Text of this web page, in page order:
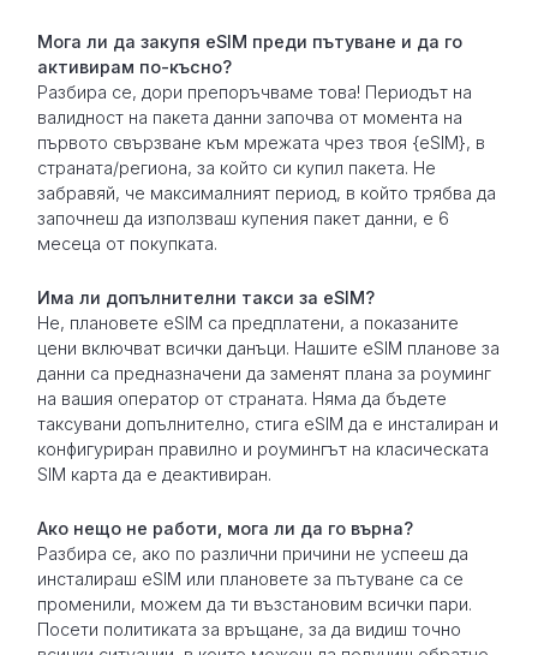
Мога ли да закупя eSIM преди пътуване и да го
активирам по-късно?
Разбира се, дори препоръчваме това! Периодът на
валидност на пакета данни започва от момента на
първото свързване към мрежата чрез твоя {eSIM}, в
страната/региона, за който си купил пакета. Не
забравяй, че максималният период, в който трябва да
започнеш да използваш купения пакет данни, е 6
месеца от покупката.
Има ли допълнителни такси за eSIM?
Не, плановете eSIM са предплатени, а показаните
цени включват всички данъци. Нашите eSIM планове за
данни са предназначени да заменят плана за роуминг
на вашия оператор от страната. Няма да бъдете
таксувани допълнително, стига eSIM да е инсталиран и
конфигуриран правилно и роумингът на класическата
SIM карта да е деактивиран.
Ако нещо не работи, мога ли да го върна?
Разбира се, ако по различни причини не успееш да
инсталираш eSIM или плановете за пътуване са се
променили, можем да ти възстановим всички пари.
Посети политиката за връщане, за да видиш точно